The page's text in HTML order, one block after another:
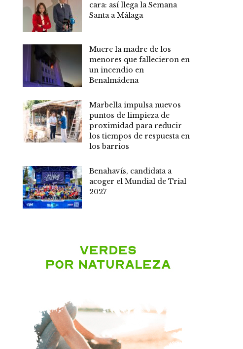
cara: así llega la Semana
Santa a Málaga
Muere la madre de los
menores que fallecieron en
un incendio en
Benalmádena
Marbella impulsa nuevos
puntos de limpieza de
proximidad para reducir
los tiempos de respuesta en
los barrios
Benahavís, candidata a
acoger el Mundial de Trial
2027